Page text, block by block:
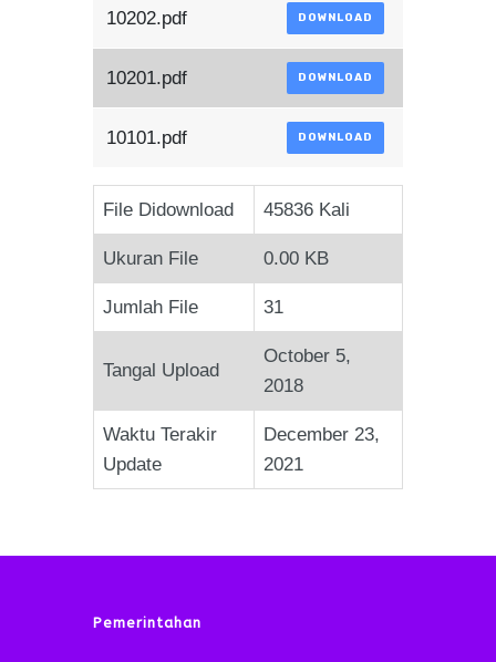
10202.pdf DOWNLOAD
10201.pdf DOWNLOAD
10101.pdf DOWNLOAD
File Didownload 45836 Kali
Ukuran File 0.00 KB
Jumlah File 31
Tangal Upload
October 5,
2018
Waktu Terakir
Update
December 23,
2021
Pemerintahan